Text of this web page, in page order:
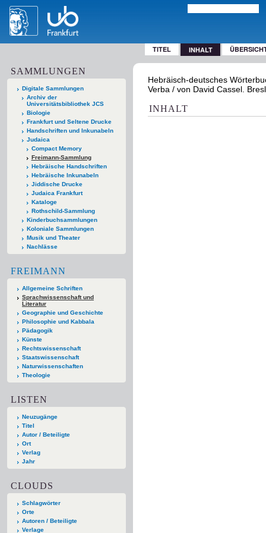
TITEL INHALT
SAMMLUNGEN
Digitale Sammlungen
Archiv der
Universitätsbibliothek JCS
Biologie
Frankfurt und Seltene Drucke
Handschriften und Inkunabeln
Judaica
Compact Memory
Freimann-Sammlung
Hebräische Handschriften
Hebräische Inkunabeln
Jiddische Drucke
Judaica Frankfurt
Kataloge
Rothschild-Sammlung
Kinderbuchsammlungen
Koloniale Sammlungen
Musik und Theater
Nachlässe
FREIMANN
Allgemeine Schriften
Sprachwissenschaft und
Literatur
Geographie und Geschichte
Philosophie und Kabbala
Pädagogik
Künste
Rechtswissenschaft
Staatswissenschaft
Naturwissenschaften
Theologie
LISTEN
Neuzugänge
Titel
Autor / Beteiligte
Ort
Verlag
Jahr
CLOUDS
Schlagwörter
Orte
Autoren / Beteiligte
Verlage
Hebräisch-deutsches
Verba / von David Cassel.
INHALT